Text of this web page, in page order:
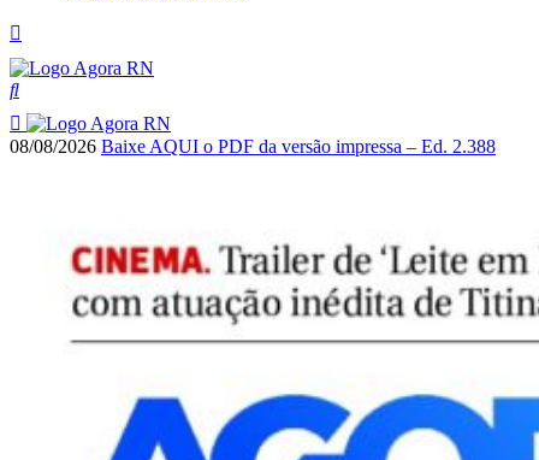
08/08/2026 Baixe AQUI o PDF da versão impressa – Ed. 2.388